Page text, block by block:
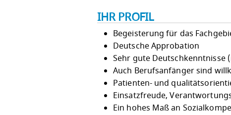
IHR PROFIL
Begeisterung für das
Deutsche Approbation
Sehr gute Deutschkenntnisse
Auch Berufsanfänger sind
Patienten- und
Einsatzfreude,
Ein hohes Maß an